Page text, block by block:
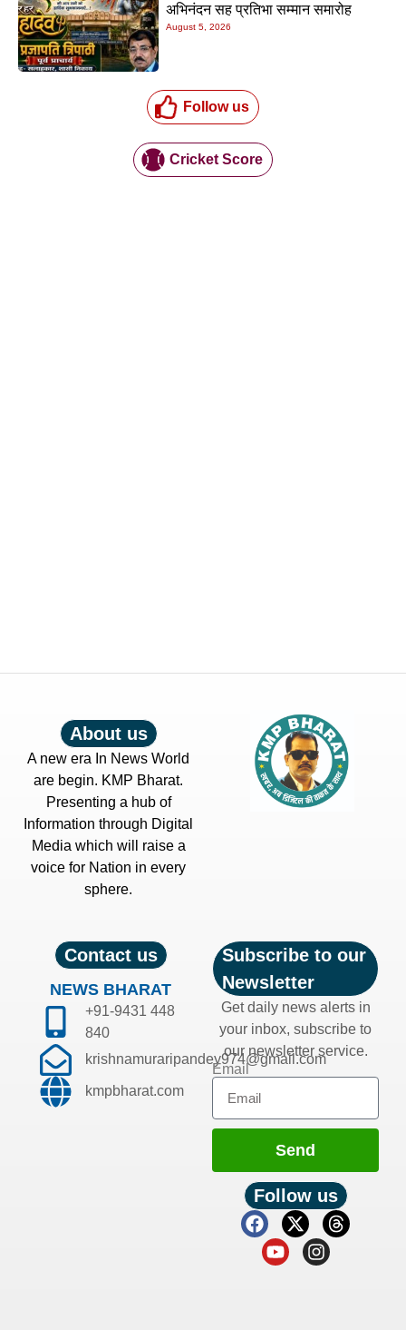
अभिनंदन सह प्रतिभा सम्मान समारोह
August 5, 2026
Follow us
Cricket Score
About us
A new era In News World
are begin. KMP Bharat.
Presenting a hub of
Information through Digital
Media which will raise a
voice for Nation in every
sphere.
Contact us
NEWS BHARAT
+91-9431 448
840
krishnamuraripandey974@gmail.com
kmpbharat.com
Subscribe to our
Newsletter
Get daily news alerts in
your inbox, subscribe to
our newsletter service.
Email
Send
Follow us